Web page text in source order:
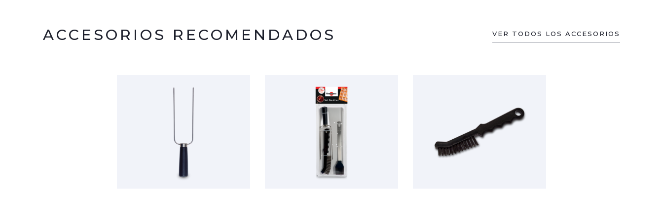
ACCESORIOS RECOMENDADOS VER TODOS LOS ACCESORIOS